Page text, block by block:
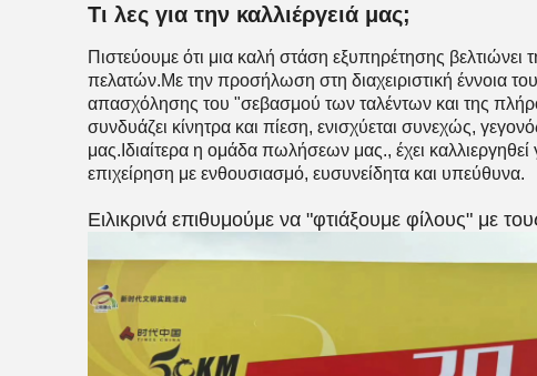
Τι λες για την καλλιέργειά μας;
Πιστεύουμε ότι μια καλή στάση εξυπηρέτησης βελτιώνει
πελατών.Με την προσήλωση στη διαχειριστική έννοια
απασχόλησης του "σεβασμού των ταλέντων και της
συνδυάζει κίνητρα και πίεση, ενισχύεται συνεχώς,
μας.Ιδιαίτερα η ομάδα πωλήσεων μας., έχει καλλιεργηθεί
επιχείρηση με ενθουσιασμό, ευσυνείδητα και υπεύθυνα.
Ειλικρινά επιθυμούμε να "φτιάξουμε φίλους" με